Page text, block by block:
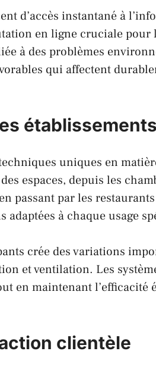
d’accès instantané à
en ligne cruciale pour
à des problèmes
qui affectent
uniques en
espaces, depuis les
passant par les
adaptées à chaque usage
crée des variations
et ventilation. Les
en maintenant l’efficacité
clientèle